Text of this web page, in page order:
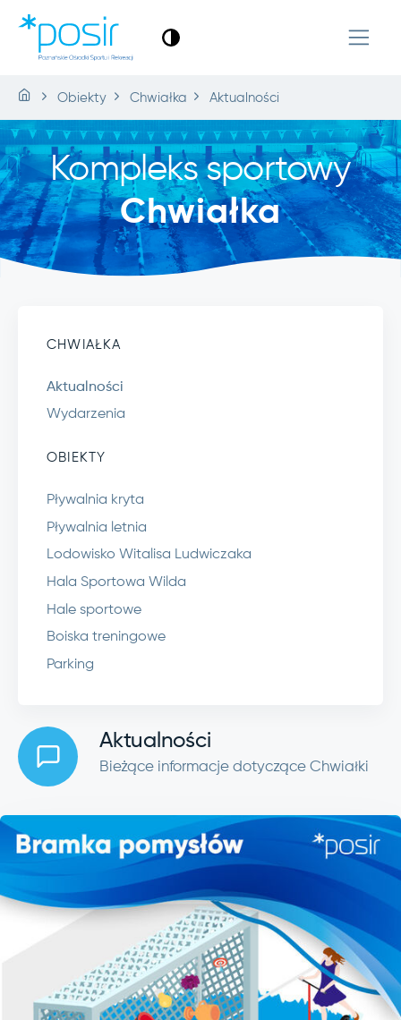
Obiekty Chwiałka Aktualności
Kompleks sportowy
Chwiałka
CHWIAŁKA
Aktualności
Wydarzenia
OBIEKTY
Pływalnia kryta
Pływalnia letnia
Lodowisko Witalisa Ludwiczaka
Hala Sportowa Wilda
Hale sportowe
Boiska treningowe
Parking
Aktualności
Bieżące informacje dotyczące Chwiałki